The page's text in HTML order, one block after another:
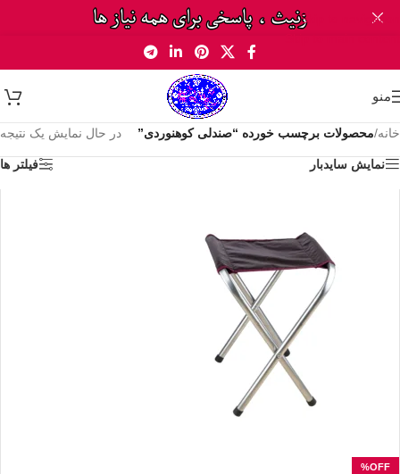
Skip to navigation
منو
خانه/محصولات برچسب خورده “صندلی کوهنوردی” در حال نمایش یک نتیجه
نمایش سایدبار فیلتر ها